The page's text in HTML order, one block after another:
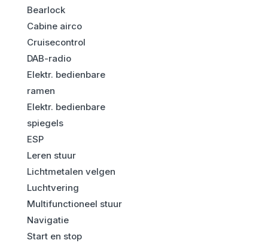
Bearlock
Cabine airco
Cruisecontrol
DAB-radio
Elektr. bedienbare
ramen
Elektr. bedienbare
spiegels
ESP
Leren stuur
Lichtmetalen velgen
Luchtvering
Multifunctioneel stuur
Navigatie
Start en stop